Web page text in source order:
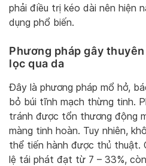
phải điều trị kéo dài nên hiện
dụng phổ biến.
Phương pháp gây
lọc qua da
Đây là phương pháp mổ hở,
bỏ búi tĩnh mạch thừng tinh.
tránh được tổn thương động
màng tinh hoàn. Tuy nhiên,
thể tiến hành được thủ thuật.
lệ tái phát đạt từ 7 – 33%,